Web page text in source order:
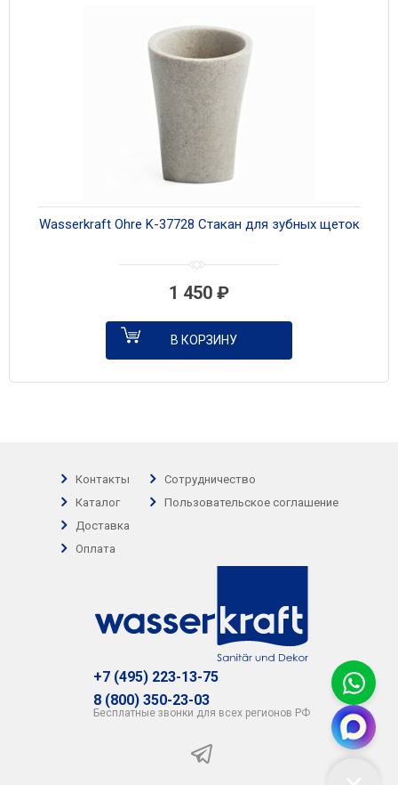
Wasserkraft Ohre K-37728 Стакан для зубных щеток
1 450 ₽
В КОРЗИНУ
Контакты
Каталог
Доставка
Оплата
Сотрудничество
Пользовательское соглашение
+7 (495) 223-13-75
8 (800) 350-23-03
Бесплатные звонки для всех регионов РФ